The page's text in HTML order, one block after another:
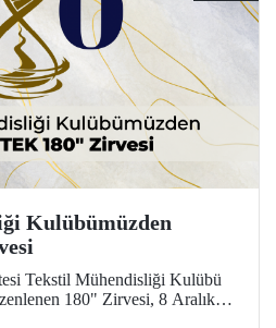
Kulübümüzden
Tekstil Mühendisliği Kulübü
180" Zirvesi, 8 Aralık